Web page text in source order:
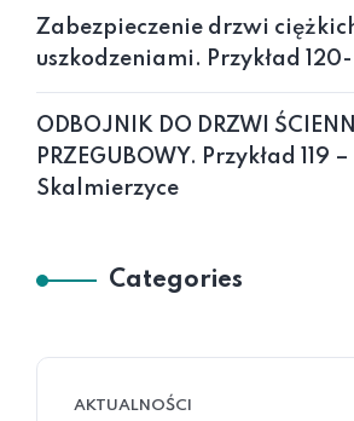
Zabezpieczenie drzwi
uszkodzeniami. Przykład
ODBOJNIK DO DRZWI
PRZEGUBOWY. Przykład 119
Skalmierzyce
Categories
AKTUALNOŚCI